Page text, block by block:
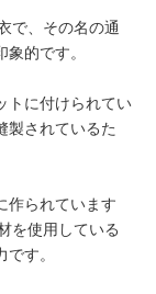
で、その名の通
的です。
トに付けられてい
製されているた
作られています
を使用している
す。